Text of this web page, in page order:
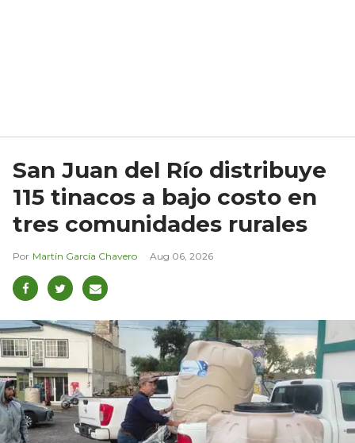
San Juan del Río distribuye
115 tinacos a bajo costo en
tres comunidades rurales
Martín García Chavero Aug 06, 2026